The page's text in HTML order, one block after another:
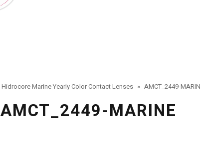
Hidrocore Marine Yearly Color Contact Lenses » AMCT_2449-
AMCT_2449-MARINE